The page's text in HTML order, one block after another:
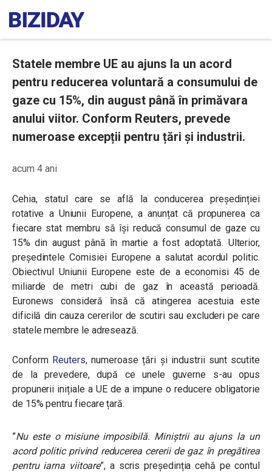
Statele membre UE au ajuns la un acord
pentru reducerea voluntară a consumului de
gaze cu 15%, din august până în primăvara
anului viitor. Conform Reuters, prevede
numeroase excepții pentru țări și industrii.
acum 4 ani
Cehia, statul care se află la conducerea președinției
rotative a Uniunii Europene, a anunțat că propunerea ca
fiecare stat membru să își reducă consumul de gaze cu
15% din august până în martie a fost adoptată. Ulterior,
președintele Comisiei Europene a salutat acordul politic.
Obiectivul Uniunii Europene este de a economisi 45 de
miliarde de metri cubi de gaz în această perioadă.
Euronews consideră însă că atingerea acestuia este
dificilă din cauza cererilor de scutiri sau excluderi pe care
statele membre le adresează.
Conform Reuters, numeroase țări și industrii sunt scutite
de la prevedere, după ce unele guverne s-au opus
propunerii inițiale a UE de a impune o reducere obligatorie
de 15% pentru fiecare țară.
”Nu este o misiune imposibilă. Miniştrii au ajuns la un
acord politic privind reducerea cererii de gaz în pregătirea
pentru iarna viitoare”, a scris președinția cehă pe contul